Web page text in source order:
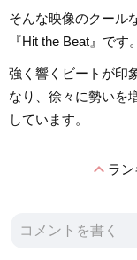
そんな映像のクール
『Hit the Beat』です。
強く響くビートが印
なり、徐々に勢いを
しています。
expand_lessラ